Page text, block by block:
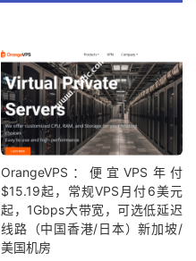
OrangeVPS：便宜VPS年付
$15.19起，常规VPS月付6美元
起，1Gbps大带宽，可选低延迟
线路（中国香港/日本）新加坡/
美国机房